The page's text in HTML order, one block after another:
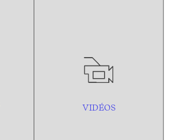
VIDÉOS